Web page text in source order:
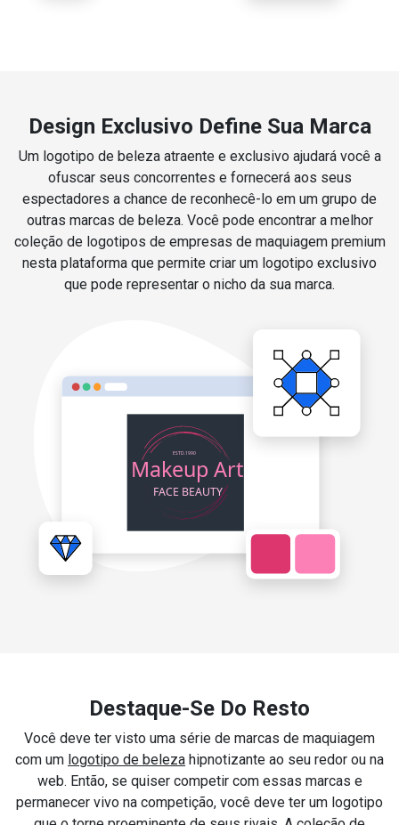
Design Exclusivo Define Sua Marca
Um logotipo de beleza atraente e exclusivo ajudará você a
ofuscar seus concorrentes e fornecerá aos seus
espectadores a chance de reconhecê-lo em um grupo de
outras marcas de beleza. Você pode encontrar a melhor
coleção de logotipos de empresas de maquiagem premium
nesta plataforma que permite criar um logotipo exclusivo
que pode representar o nicho da sua marca.
Destaque-Se Do Resto
Você deve ter visto uma série de marcas de maquiagem
com um logotipo de beleza hipnotizante ao seu redor ou na
web. Então, se quiser competir com essas marcas e
permanecer vivo na competição, você deve ter um logotipo